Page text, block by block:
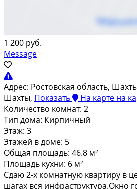
1 200 руб.
Message
Адрес: Ростовская область,
Шахты, Показать На карте на
Количество комнат: 2
Тип дома: Кирпичный
Этаж: 3
Этажей в доме: 5
Общая площадь: 46.8 м²
Площадь кухни: 6 м²
Cдаю 2-x комнaтную квaртиру в
шaгаx вся инфpaстpуктурa.Oкнo